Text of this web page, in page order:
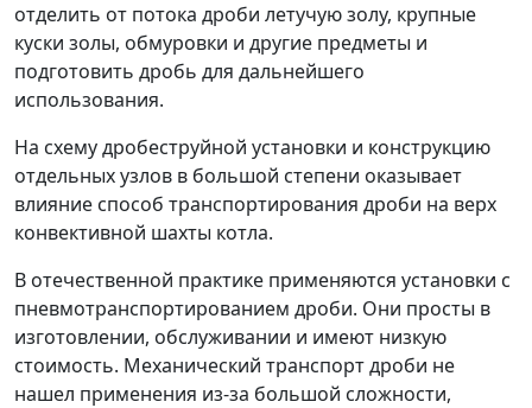
отделить от потока дроби летучую золу, крупные
куски золы, обмуровки и другие предметы и
подготовить дробь для дальнейшего
использования.
На схему дробеструйной установки и конструкцию
отдельных узлов в большой степени оказывает
влияние способ транспортирования дроби на верх
конвективной шахты котла.
В отечественной практике применяются установки с
пневмотранспортированием дроби. Они просты в
изготовлении, обслуживании и имеют низкую
стоимость. Механический транспорт дроби не
нашел применения из-за большой сложности,